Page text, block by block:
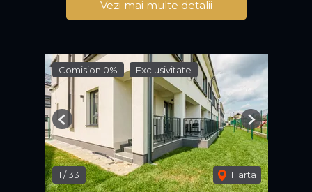
Vezi mai multe detalii
Comision 0% Exclusivitate
1 /33 Harta
Previous Next